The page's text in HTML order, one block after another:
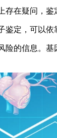
在疑问，
定，可以
的信息。